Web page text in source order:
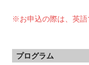
※お申込の際は、英語
プログラム